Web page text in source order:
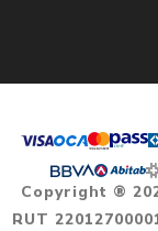
Copyright ®
RUT